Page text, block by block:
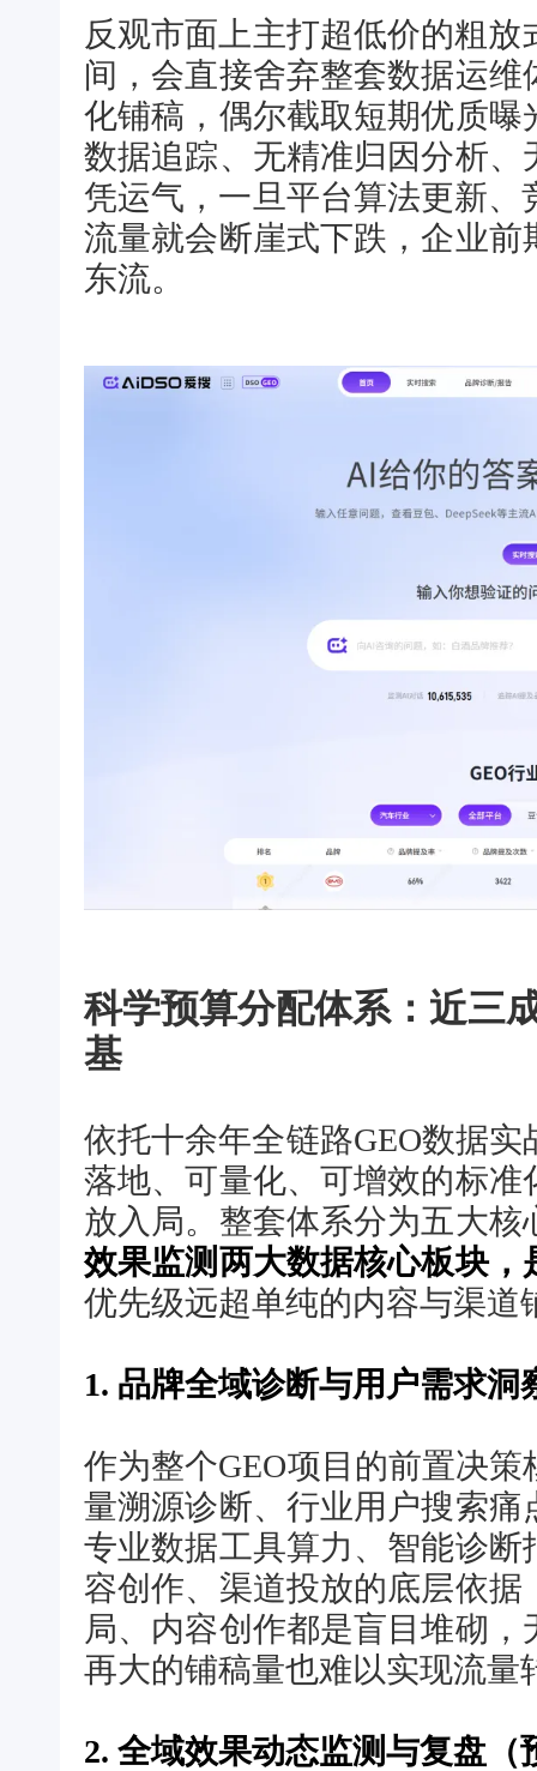
反观市面上主打超低价的粗
间，会直接舍弃整套数据运
化铺稿，偶尔截取短期优质
数据追踪、无精准归因分析
凭运气，一旦平台算法更新
流量就会断崖式下跌，企业
东流。
科学预算分配体系：近三
基
依托十余年全链路GEO数据
落地、可量化、可增效的标
放入局。整套体系分为五大核
效果监测两大数据核心板块
优先级远超单纯的内容与渠道
1. 品牌全域诊断与用户需求
作为整个GEO项目的前置决
量溯源诊断、行业用户搜索
专业数据工具算力、智能诊
容创作、渠道投放的底层依
局、内容创作都是盲目堆砌
再大的铺稿量也难以实现流量
2. 全域效果动态监测与复盘（